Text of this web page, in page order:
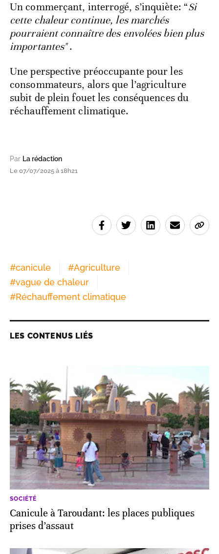
Un commerçant, interrogé, s’inquiète: “Si
cette chaleur continue, les marchés
pourraient connaître des envolées bien plus
importantes".
Une perspective préoccupante pour les
consommateurs, alors que l’agriculture
subit de plein fouet les conséquences du
réchauffement climatique.
Par La rédaction
Le 07/07/2025 à 18h21
#canicule #Agriculture
#vague de chaleur
#Réchauffement climatique
LES CONTENUS LIÉS
SOCIÉTÉ
Canicule à Taroudant: les places publiques
prises d’assaut